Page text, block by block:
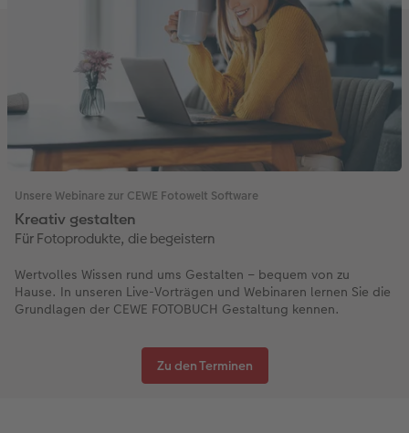
Unsere Webinare zur CEWE Fotowelt Software
Kreativ gestalten
Für Fotoprodukte, die begeistern
Wertvolles Wissen rund ums Gestalten – bequem von zu
Hause. In unseren Live-Vorträgen und Webinaren lernen Sie die
Grundlagen der CEWE FOTOBUCH Gestaltung kennen.
Zu den Terminen